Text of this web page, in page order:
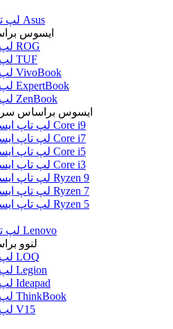
لپ تاپ گیمینگ Asus
ایسوس
لپ تاپ ROG
لپ تاپ TUF
لپ تاپ VivoBook
لپ تاپ ExpertBook
لپ تاپ ZenBook
ایسوس براساس
لپ تاپ ایسوس Core i9
لپ تاپ ایسوس Core i7
لپ تاپ ایسوس Core i5
لپ تاپ ایسوس Core i3
لپ تاپ ایسوس Ryzen 9
لپ تاپ ایسوس Ryzen 7
لپ تاپ ایسوس Ryzen 5
لپ تاپ گیمینگ Lenovo
لنوو
لپ تاپ LOQ
لپ تاپ Legion
لپ تاپ Ideapad
لپ تاپ ThinkBook
لپ تاپ V15